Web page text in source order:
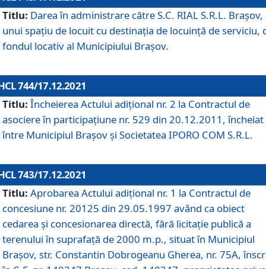
Titlu: Darea în administrare către S.C. RIAL S.R.L. Brașov,
unui spațiu de locuit cu destinația de locuință de serviciu,
fondul locativ al Municipiului Brașov.
744/17.12.2021
Titlu: Încheierea Actului adițional nr. 2 la Contractul de
asociere în participațiune nr. 529 din 20.12.2011, încheiat
între Municipiul Brașov și Societatea IPORO COM S.R.L.
743/17.12.2021
Titlu: Aprobarea Actului adiţional nr. 1 la Contractul de
concesiune nr. 20125 din 29.05.1997 având ca obiect
cedarea și concesionarea directă, fără licitație publică a
terenului în suprafață de 2000 m.p., situat în Municipiul
Brașov, str. Constantin Dobrogeanu Gherea, nr. 75A,